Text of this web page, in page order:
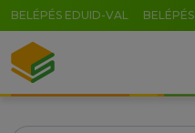
BELÉPÉS EDUID-VAL BELÉPÉS